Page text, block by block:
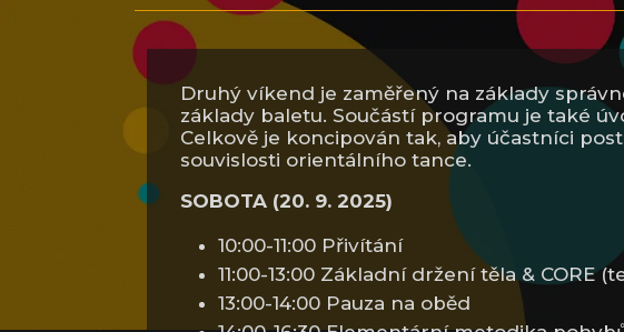
Druhý víkend je zaměřený na základy
základy baletu. Součástí programu je také
Celkově je koncipován tak, aby účastníci
souvislosti orientálního tance.
SOBOTA (20. 9. 2025)
10:00-11:00 Přivítání
11:00-13:00 Základní držení těla & CORE
13:00-14:00 Pauza na oběd